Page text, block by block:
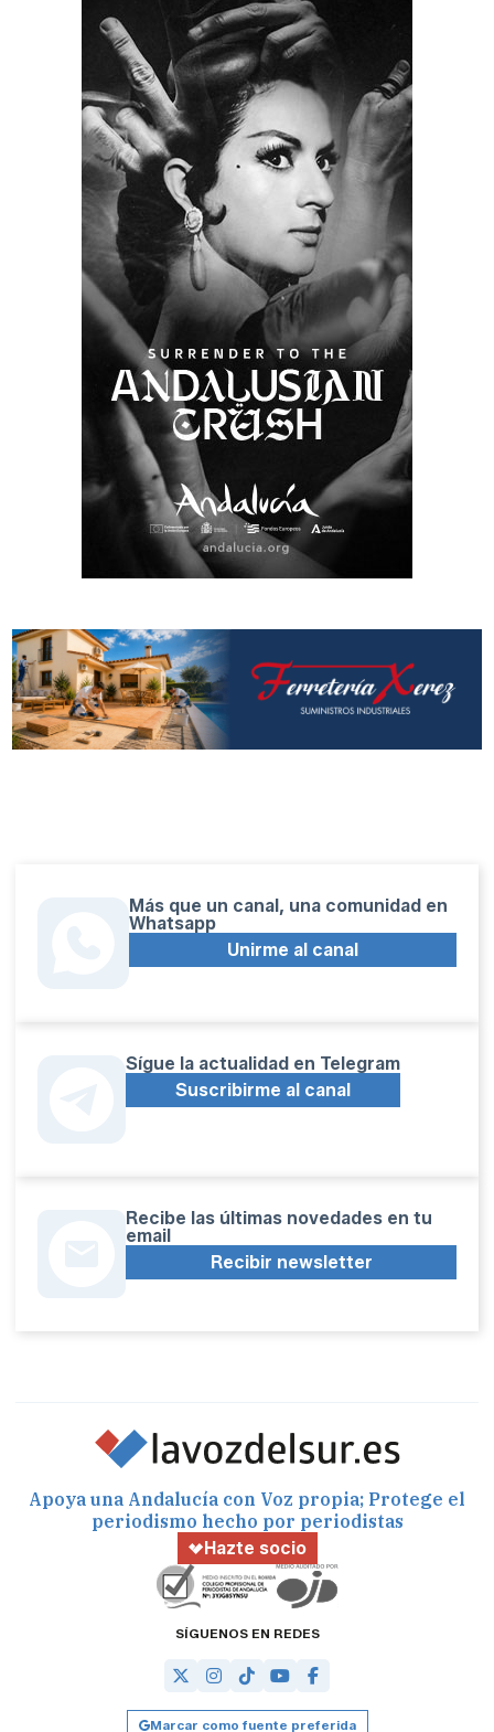
Más que un canal, una comunidad en
Whatsapp
Unirme al canal
Sígue la actualidad en Telegram
Suscribirme al canal
Recibe las últimas novedades en tu
email
Recibir newsletter
Apoya una Andalucía con Voz propia; Protege el
periodismo hecho por periodistas
Hazte socio
SÍGUENOS EN REDES
Marcar como fuente preferida